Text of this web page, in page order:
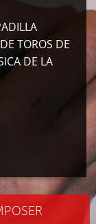
TOROS DE
DE LA